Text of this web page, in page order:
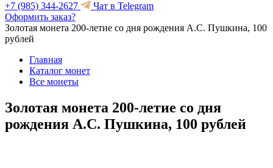
+7 (985) 344-2627
Чат в Telegram
Оформить заказ?
Золотая монета 200-летие со дня рождения А.С. Пушкина, 100
рублей
Главная
Каталог монет
Все монеты
Золотая монета 200-летие со дня
рождения А.С. Пушкина, 100 рублей